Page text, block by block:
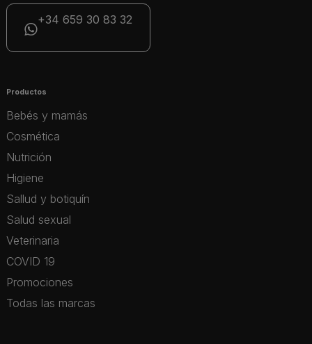
+34 659 30 83 32
Productos
Bebés y mamás
Cosmética
Nutrición
Higiene
Sallud y botiquín
Salud sexual
Veterinaria
COVID 19
Promociones
Todas las marcas